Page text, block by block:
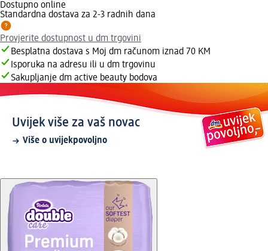
Dostupno online
Standardna dostava za 2-3 radnih dana
Provjerite dostupnost u dm trgovini
Besplatna dostava s Moj dm računom iznad 70 KM
Isporuka na adresu ili u dm trgovinu
Sakupljanje dm active beauty bodova
Uvijek više za vaš novac
Više o uvijekpovoljno